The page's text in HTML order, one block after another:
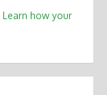
Learn how your